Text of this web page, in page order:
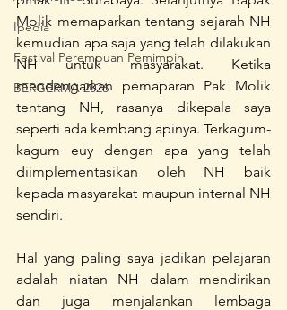
Ipedia
Festival Perempuan Pemimpin
BERGERMA 2026
Molik memaparkan tentang sejarah NH
kemudian apa saja yang telah dilakukan
NH untuk masyarakat. Ketika
mendengarkan pemaparan Pak Molik
tentang NH, rasanya dikepala saya
seperti ada kembang apinya. Terkagum-
kagum euy dengan apa yang telah
diimplementasikan oleh NH baik
kepada masyarakat maupun internal NH
sendiri.
Hal yang paling saya jadikan pelajaran
adalah niatan NH dalam mendirikan
dan juga menjalankan lembaga